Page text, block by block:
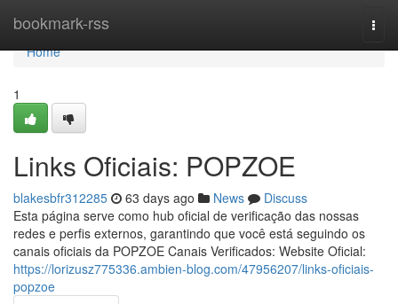
bookmark-rss
Home
Home
1
Links Oficiais: POPZOE
blakesbfr312285 63 days ago News
Discuss
Esta página serve como hub oficial de verificação das nossas
redes e perfis externos, garantindo que você está seguindo os
canais oficiais da POPZOE Canais Verificados: Website Oficial:
https://lorizusz775336.ambien-blog.com/47956207/links-oficiais-
popzoe